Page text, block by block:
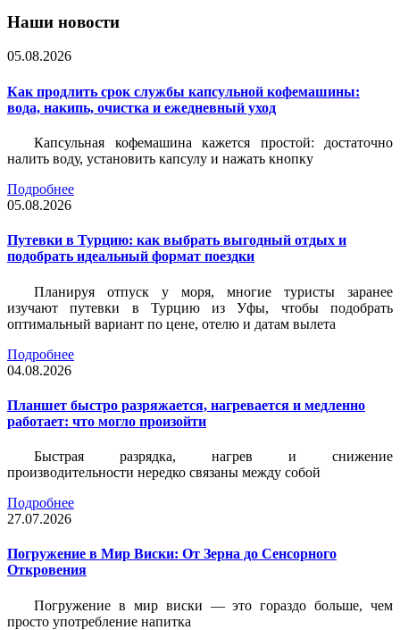
Наши новости
05.08.2026
Как продлить срок службы капсульной кофемашины:
вода, накипь, очистка и ежедневный уход
Капсульная кофемашина кажется простой: достаточно
налить воду, установить капсулу и нажать кнопку
Подробнее
05.08.2026
Путевки в Турцию: как выбрать выгодный отдых и
подобрать идеальный формат поездки
Планируя отпуск у моря, многие туристы заранее
изучают путевки в Турцию из Уфы, чтобы подобрать
оптимальный вариант по цене, отелю и датам вылета
Подробнее
04.08.2026
Планшет быстро разряжается, нагревается и медленно
работает: что могло произойти
Быстрая разрядка, нагрев и снижение
производительности нередко связаны между собой
Подробнее
27.07.2026
Погружение в Мир Виски: От Зерна до Сенсорного
Откровения
Погружение в мир виски — это гораздо больше, чем
просто употребление напитка